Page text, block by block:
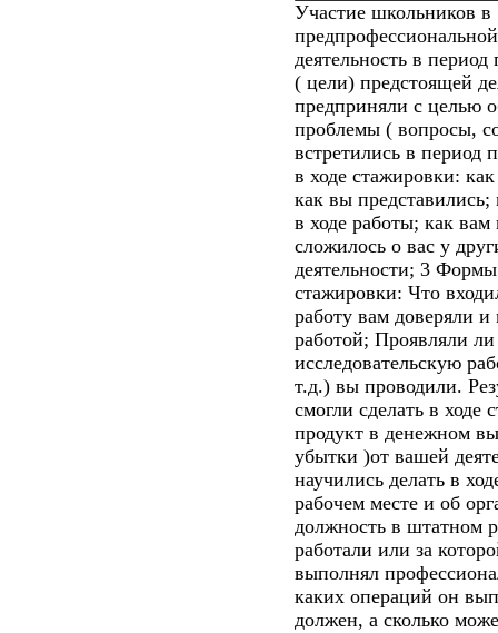
Участие школьников
деятельность в
( цели) предстоящей
предприняли с целью
проблемы ( вопросы,
встретились в период
в ходе стажировки:
как вы
в ходе работы; как
сложилось о вас у
деятельности; 3
стажировки: Что
работу вам доверяли
работой; Проявляли
исследовательскую
т.д.) вы проводили.
смогли сделать в ходе
продукт в денежном
убытки )от вашей
научились делать в
рабочем месте и об
должность в штатном
работали или за
выполнял
каких операций он
должен, а сколько